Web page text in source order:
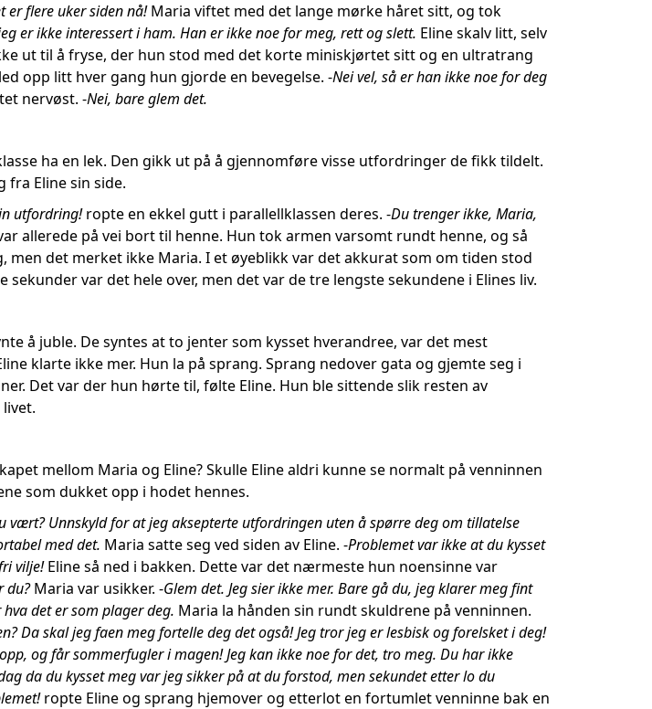
er flere uker siden nå!Maria viftet med det lange mørke håret sitt, og tok
er ikke interessert i ham. Han er ikke noe for meg, rett og slett. Eline skalv litt, selv
ut til å fryse, der hun stod med det korte miniskjørtet sitt og en ultratrang
opp litt hver gang hun gjorde en bevegelse. -Nei vel, så er han ikke noe for deg
nervøst. -Nei, bare glem det.
ha en lek. Den gikk ut på å gjennomføre visse utfordringer de fikk tildelt.
fra Eline sin side.
utfordring!ropte en ekkel gutt i parallellklassen deres. -Du trenger ikke, Maria,
allerede på vei bort til henne. Hun tok armen varsomt rundt henne, og så
men det merket ikke Maria. I et øyeblikk var det akkurat som om tiden stod
var det hele over, men det var de tre lengste sekundene i Elines liv.
å juble. De syntes at to jenter som kysset hverandree, var det mest
klarte ikke mer. Hun la på sprang. Sprang nedover gata og gjemte seg i
Det var der hun hørte til, følte Eline. Hun ble sittende slik resten av
mellom Maria og Eline? Skulle Eline aldri kunne se normalt på venninnen
som dukket opp i hodet hennes.
vært? Unnskyld for at jeg aksepterte utfordringen uten å spørre deg om tillatelse
med det. Maria satte seg ved siden av Eline. -Problemet var ikke at du kysset
vilje!Eline så ned i bakken. Dette var det nærmeste hun noensinne var
du?Maria var usikker. -Glem det. Jeg sier ikke mer. Bare gå du, jeg klarer meg fint
det er som plager deg. Maria la hånden sin rundt skuldrene på venninnen.
Da skal jeg faen meg fortelle deg det også! Jeg tror jeg er lesbisk og forelsket i deg!
og får sommerfugler i magen! Jeg kan ikke noe for det, tro meg. Du har ikke
da du kysset meg var jeg sikker på at du forstod, men sekundet etter lo du
ropte Eline og sprang hjemover og etterlot en fortumlet venninne bak en